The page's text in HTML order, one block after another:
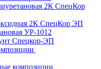
2К СпецКор
2К СпецКор ЭП
УР-1012
Спецкор-ЭП
композиции